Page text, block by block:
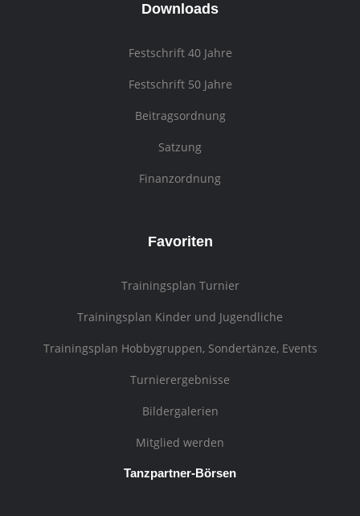
Downloads
Festschrift 40 Jahre
Festschrift 50 Jahre
Beitragsordnung
Satzung
Finanzordnung
Favoriten
Trainingsplan Turnier
Trainingsplan Kinder und Jugendliche
Trainingsplan Hobbygruppen, Sondertänze, Events
Turnierergebnisse
Bildergalerien
Mitglied werden
Tanzpartner-Börsen